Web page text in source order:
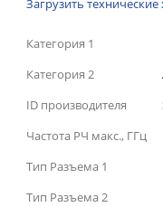
Загрузить
Категория 1
Категория 2
ID производителя
Частота РЧ макс., ГГц
Тип Разъема 1
Тип Разъема 2